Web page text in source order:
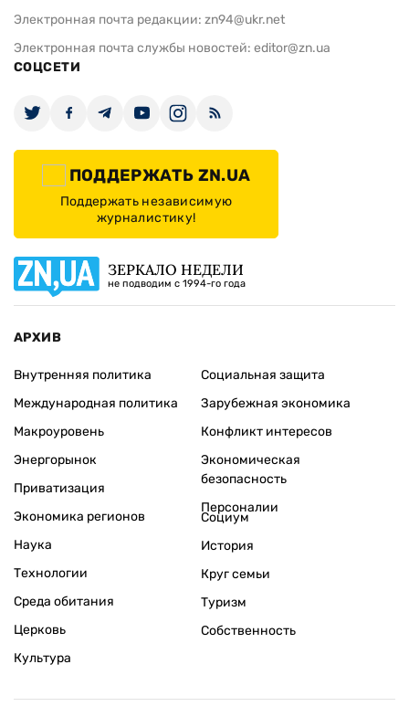
Электронная почта редакции: zn94@ukr.net
Электронная почта службы новостей: editor@zn.ua
СОЦСЕТИ
ПОДДЕРЖАТЬ ZN.UA
Поддержать независимую
журналистику!
ЗЕРКАЛО НЕДЕЛИ
не подводим с 1994-го года
АРХИВ
Внутренняя политика
Международная политика
Макроуровень
Энергорынок
Приватизация
Экономика регионов
Социальная защита
Зарубежная экономика
Конфликт интересов
Экономическая
безопасность
Персоналии
Наука
Технологии
Среда обитания
Церковь
Культура
Социум
История
Круг семьи
Туризм
Собственность